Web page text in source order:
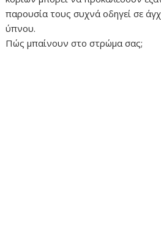
παρουσία τους συχνά οδηγεί σε
ύπνου.
Πώς μπαίνουν στο στρώμα σας;